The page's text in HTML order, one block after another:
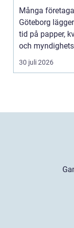
bättre
mer tid
Många
Göteborg
tid på papper,
och
än på kunder
30 juli 2026